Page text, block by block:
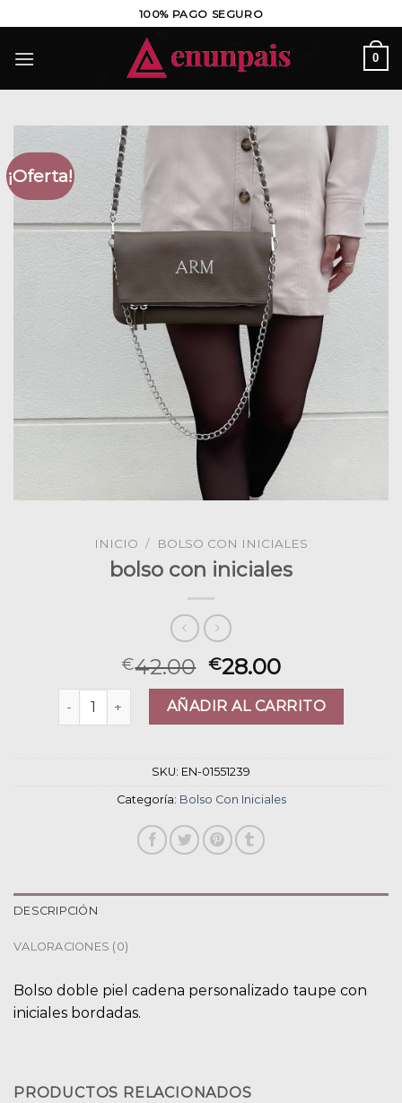
al
contenido
100% PAGO SEGURO
0
¡Oferta!
INICIO / BOLSO CON INICIALES
bolso con iniciales
€42.00 €28.00
bolso con iniciales cantidadAÑADIR AL CARRITO
SKU: EN-01551239
Categoría: Bolso Con Iniciales
DESCRIPCIÓN
VALORACIONES (0)
Bolso doble piel cadena personalizado taupe con
iniciales bordadas.
PRODUCTOS RELACIONADOS